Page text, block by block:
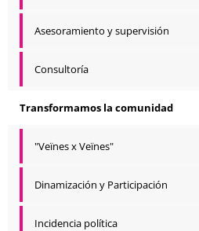
Asesoramiento y supervisión
Consultoría
Transformamos la comunidad
"Veïnes x Veïnes"
Dinamización y Participación
Incidencia política